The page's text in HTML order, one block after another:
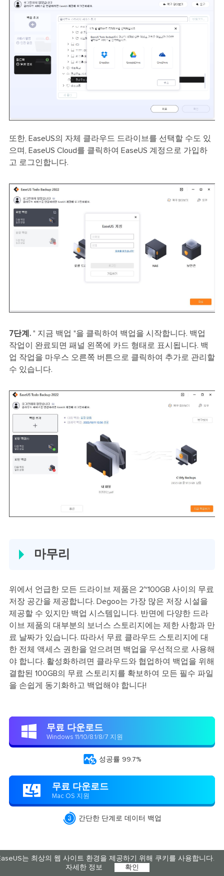
는 최상의 웹 사이트 환경을 제공하기 위해 쿠키를 사용합니다.
자세한 정보
확인
또한, EaseUS의 자체 클라우드 드라이브를 선택할 수도 있
으며, EaseUS Cloud를 클릭하여 EaseUS 계정으로 가입하
고 로그인합니다.
7단계." 지금 백업 "을 클릭하여 백업을 시작합니다. 백업
작업이 완료되면 패널 왼쪽에 카드 형태로 표시됩니다. 백
업 작업을 마우스 오른쪽 버튼으로 클릭하여 추가로 관리할
수 있습니다.
마무리
위에서 언급한 모든 드라이브 제품은 2~100GB 사이의 무료
저장 공간을 제공합니다. Degoo는 가장 많은 저장 시설을
제공할 수 있지만 백업 시스템입니다. 반면에 다양한 드라
이브 제품의 대부분의 보너스 스토리지에는 제한 사항과 만
료 날짜가 있습니다. 따라서 무료 클라우드 스토리지에 대
한 전체 액세스 권한을 얻으려면 백업을 우선적으로 사용해
야 합니다. 활성화하려면 클라우드와 협업하여 백업을 위해
결합된 100GB의 무료 스토리지를 확보하여 모든 필수 파일
을 손쉽게 동기화하고 백업해야 합니다!
 무료 다운로드
Windows 11/10/8.1/8/7 지원
 성공률 99.7%
 무료 다운로드
Mac OS 지원
 간단한 단계로 데이터 백업